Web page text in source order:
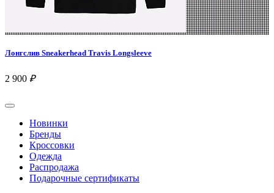
Лонгслив Sneakerhead Travis Longsleeve
2 900 ₽
Новинки
Бренды
Кроссовки
Одежда
Распродажа
Подарочные сертификаты